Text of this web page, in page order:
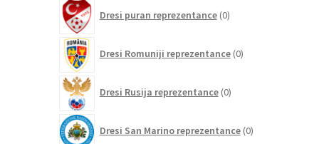
Dresi puran reprezentance 0izdelkov
Dresi Romuniji reprezentance 0izdelkov
Dresi Rusija reprezentance 0izdelkov
Dresi San Marino reprezentance 0izdelkov